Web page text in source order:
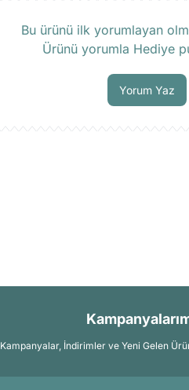
Bu ürünü ilk yorumlayan
Ürünü yorumla Hediye
Yorum Yaz
Kampanyalar, İndirimler ve Yeni Gelen